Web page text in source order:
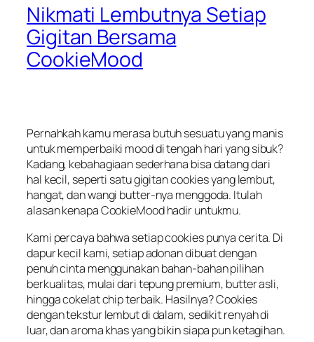
Nikmati Lembutnya Setiap
Gigitan Bersama
CookieMood
Pernahkahkamumerasa butuhsesuatuyangmanis
untukmemperbaiki mood ditengahhariyangsibuk?
Kadang, kebahagiaansederhana bisadatangdari
hal kecil, seperti satugigitancookies yanglembut,
hangat, danwangi butter-nya menggoda. Itulah
alasankenapaCookieMoodhadiruntukmu.
Kami percaya bahwa setiapcookies punyacerita. Di
dapurkecil kami, setiapadonandibuatdengan
penuhcinta menggunakanbahan-bahanpilihan
berkualitas, mulaidaritepungpremium, butterasli,
hinggacokelatchipterbaik. Hasilnya? Cookies
denganteksturlembutdidalam, sedikitrenyahdi
luar, dan aromakhasyangbikinsiapa punketagihan.